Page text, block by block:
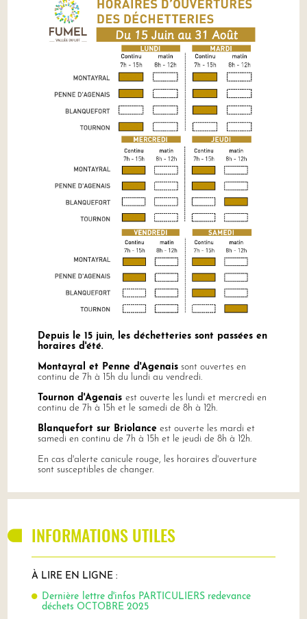
Depuis le 15 juin, les déchetteries sont passées en
horaires d'été.
Montayral et Penne d'Agenaissont ouvertes en
continu de 7h à 15h du lundi au vendredi.
Tournon d'Agenais est ouverte les lundi et mercredi en
continu de 7h à 15h et le samedi de 8h à 12h.
Blanquefort sur Briolanceest ouverte les mardi et
samedi en continu de 7h à 15h et le jeudi de 8h à 12h.
En cas d'alerte canicule rouge, les horaires d'ouverture
sont susceptibles de changer.
INFORMATIONS UTILES
À LIRE EN LIGNE :
Dernière
lettre d'infos PARTICULIERS redevance
déchets OCTOBRE 2025